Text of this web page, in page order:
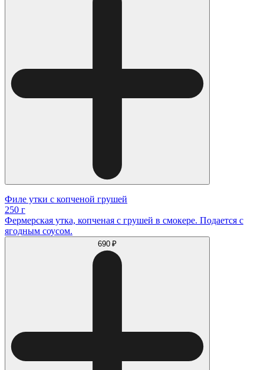
Филе утки с копченой грушей
250 г
Фермерская утка, копченая с грушей в смокере. Подается с
ягодным соусом.
690 ₽